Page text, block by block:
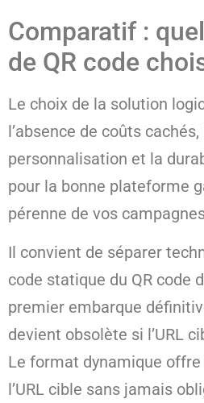
Comparatif :
de QR code
Le choix de la solution
l’absence de coûts
personnalisation et la
pour la bonne plateforme
pérenne de vos
Il convient de séparer
code statique du QR code
premier embarque
devient obsolète si l’URL
Le format dynamique
l’URL cible sans jamais